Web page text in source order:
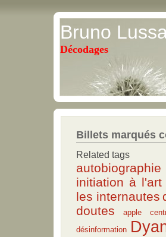
Bruno
Décodages
Billets marqués
Related tags
autobiographie
initiation à l'art
les internautes
doutes
apple
désinformation